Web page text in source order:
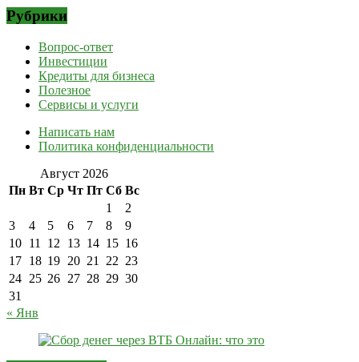
Рубрики
Вопрос-ответ
Инвестиции
Кредиты для бизнеса
Полезное
Сервисы и услуги
Написать нам
Политика конфиденциальности
Август 2026
Пн Вт Ср Чт Пт Сб Вс
1
2
3
4 5 6 7 8
9
10 11 12 13 14 15 16
17 18 19 20 21 22 23
24 25 26 27 28 29 30
31
« Янв